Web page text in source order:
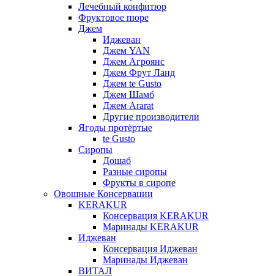
Лечебный конфитюр
Фруктовое пюре
Джем
Иджеван
Джем YAN
Джем Агроянс
Джем Фрут Ланд
Джем te Gusto
Джем Шамб
Джем Ararat
Другие производители
Ягоды протёртые
te Gusto
Сиропы
Дошаб
Разные сиропы
Фрукты в сиропе
Овощные Консервации
KERAKUR
Консервация KERAKUR
Маринады KERAKUR
Иджеван
Консервация Иджеван
Маринады Иджеван
ВИТАЛ